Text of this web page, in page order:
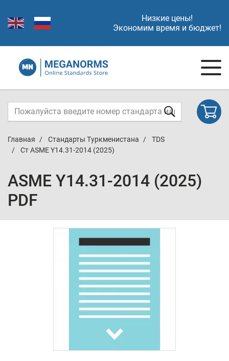
Низкие цены!
Экономим время и бюджет!
Главная Стандарты Туркменистана
TDS
Cт ASME Y14.31-2014 (2025)
ASME Y14.31-2014 (2025)
PDF